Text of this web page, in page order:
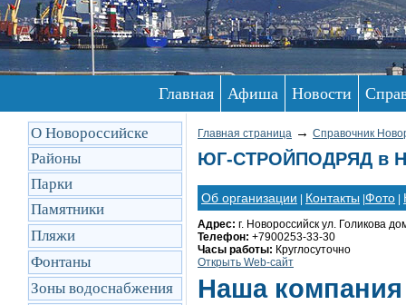
Главная Афиша Новости
О Новороссийске
Районы
Парки
Памятники
Пляжи
Фонтаны
Зоны водоснабжения
Главная страница → Справочник
ЮГ-СТРОЙПОДРЯД в
Об организации Контакты Фото
Адрес: г. Новороссийск ул. Голикова
Телефон: +7900253-33-30
Часы работы: Круглосуточно
Открыть Web-сайт
Наша